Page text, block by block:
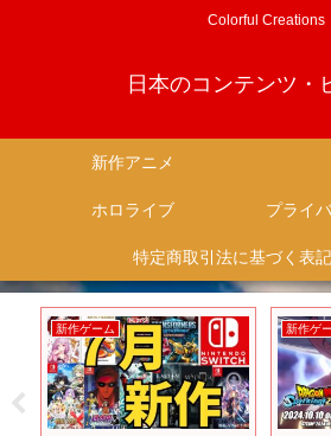
Colorful Creations
日本のコンテンツ・
新作アニメ
ホロライブ
新作ゲーム 新作ゲ